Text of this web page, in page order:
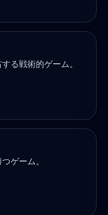
る戦術的ゲーム。
ゲーム。